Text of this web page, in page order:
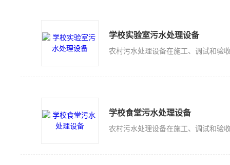
学校实验室污水处理设备
学校食堂污水处理设备